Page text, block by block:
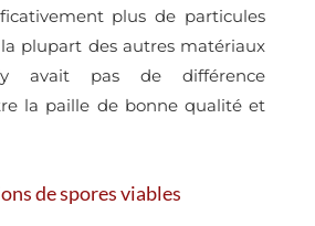
plus de particules
plupart des autres matériaux
avait pas de différence
la paille de bonne qualité et
de spores viables